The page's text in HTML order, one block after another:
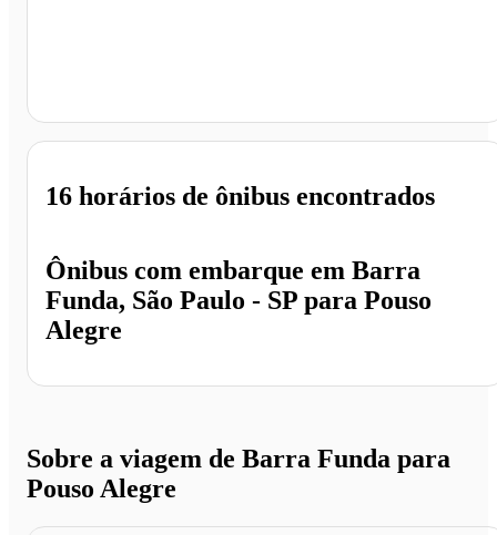
Ônibus com embarque em Barra
Funda, São Paulo - SP para Pouso
Alegre
16 horários de ônibus encontrados
Sobre a viagem de Barra Funda para
Pouso Alegre